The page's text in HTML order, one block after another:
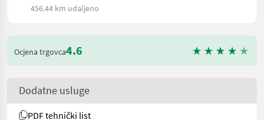
456.44 km udaljeno
Ocjena trgovca4.6
Dodatne usluge
PDF tehnički list